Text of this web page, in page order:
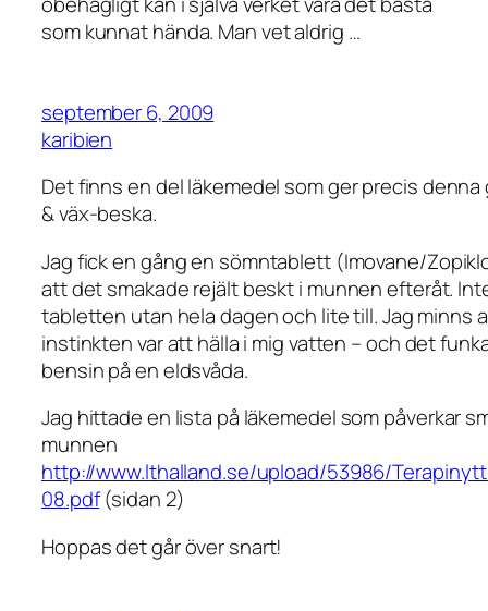
som kunnat hända. Man vet aldrig …
september 6, 2009
karibien
Det finns en del läkemedel som ger precis
& väx-beska.
Jag fick en gång en sömntablett (Imovane/
att det smakade rejält beskt i munnen efteråt.
tabletten utan hela dagen och lite till. Jag minns
instinkten var att hälla i mig vatten – och det
bensin på en eldsvåda.
Jag hittade en lista på läkemedel som påverkar
munnen
http://www.lthalland.se/upload/53986/
08.pdf(sidan 2)
Hoppas det går över snart!